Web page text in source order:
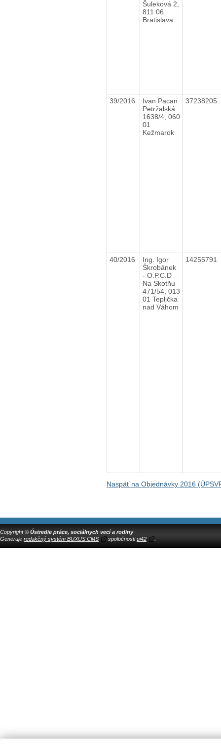
Šuleková 2,
811 06
Bratislava
39/2016
Ivan Pacan
Petržalská
1638/4, 060
01
Kežmarok
37238205
40/2016
Ing. Igor
Škrobánek
- O.P.C.D
Na Skotňu
471/54, 013
01 Teplička
nad Váhom
14255791
Naspäť na Objednávky 2016
Copyright © Ústredie práce, sociálnych vecí a rodiny
Generuje redakčný systém BUXUS CMS spoločnostiui42